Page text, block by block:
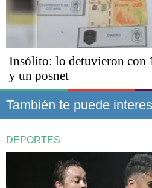
Insólito: lo detuvieron con
y un posnet
También te puede
DEPORTES